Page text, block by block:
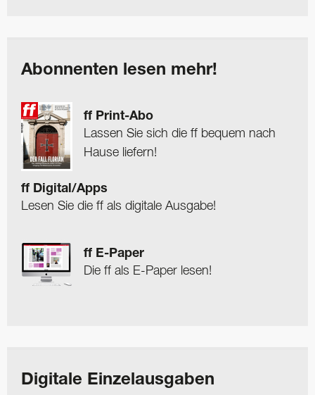
Abonnenten lesen mehr!
ff Print-Abo
Lassen Sie sich die ff bequem nach
Hause liefern!
ff Digital/Apps
Lesen Sie die ff als digitale Ausgabe!
ff E-Paper
Die ff als E-Paper lesen!
Digitale Einzelausgaben